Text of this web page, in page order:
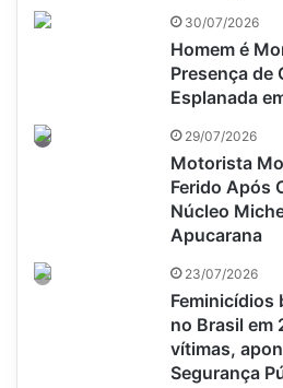
30/07/2026
Homem é
Presença de
Esplanada
29/07/2026
Motorista
Ferido Após
Núcleo
Apucarana
23/07/2026
Feminicídios
no Brasil em
vítimas,
Segurança